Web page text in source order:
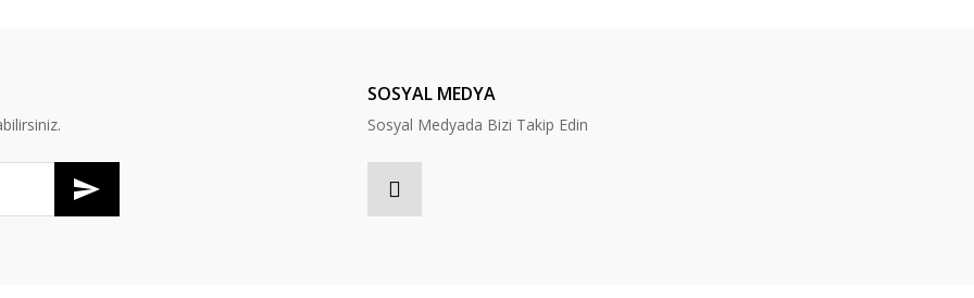
SOSYAL MEDYA
Sosyal Medyada Bizi Takip Edin